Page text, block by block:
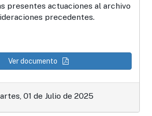
presentes actuaciones al archivo
precedentes.
Ver documento
01 de Julio de 2025